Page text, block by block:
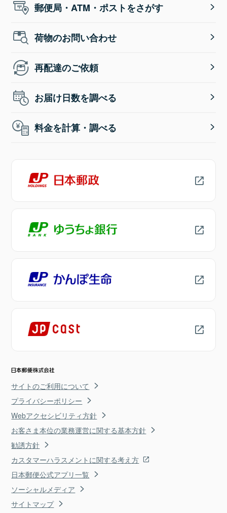
郵便局・ATM・ポストをさがす
荷物のお問い合わせ
再配達のご依頼
お届け日数を調べる
料金を計算・調べる
サイトのご利用について
プライバシーポリシー
Webアクセシビリティ方針
お客さま本位の業務運営に関する基本方針
勧誘方針
カスタマーハラスメントに関する考え方
日本郵便公式アプリ一覧
ソーシャルメディア
サイトマップ